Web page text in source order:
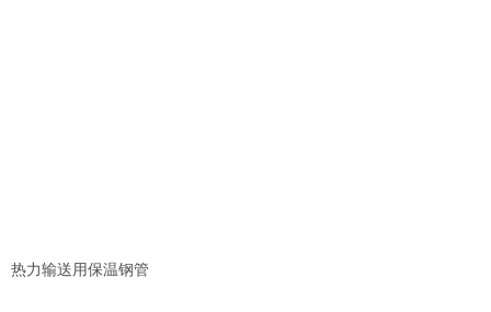
热力输送用保温钢管